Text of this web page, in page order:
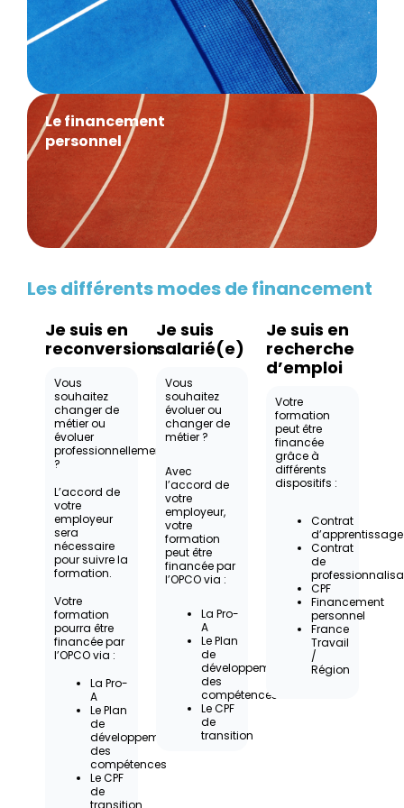
Le financement
personnel
Les différents modes de financement
Je suis en
reconversion
Vous
souhaitez
changer de
métier ou
évoluer
professionnellement
?
L’accord de
votre
employeur
sera
nécessaire
pour suivre la
formation.
Votre
formation
pourra être
financée par
l’OPCO via :
La Pro-
A
Le Plan
de
développement
des
compétences
Le CPF
de
Je suis
salarié(e)
Vous
souhaitez
évoluer ou
changer de
métier ?
Avec
l’accord de
votre
employeur,
votre
formation
peut être
financée par
l’OPCO via :
La Pro-
A
Le Plan
de
développement
des
compétences
Le CPF
de
transition
Je suis en
recherche
d’emploi
Votre
formation
peut être
financée
grâce à
différents
dispositifs :
Contrat
d’apprentissage
Contrat
de
CPF
Financement
personnel
France
Travail
/
Région